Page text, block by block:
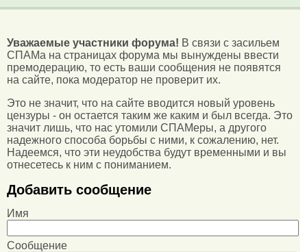
Уважаемые участники форума! В связи с засильем
СПАМа на страницах форума мы вынуждены ввести
премодерацию, то есть ваши сообщения не появятся
на сайте, пока модератор не проверит их.
Это не значит, что на сайте вводится новый уровень
цензуры - он остается таким же каким и был всегда. Это
значит лишь, что нас утомили СПАМеры, а другого
надежного способа борьбы с ними, к сожалению, нет.
Надеемся, что эти неудобства будут временными и вы
отнесетесь к ним с пониманием.
Добавить сообщение
Имя
Сообщение